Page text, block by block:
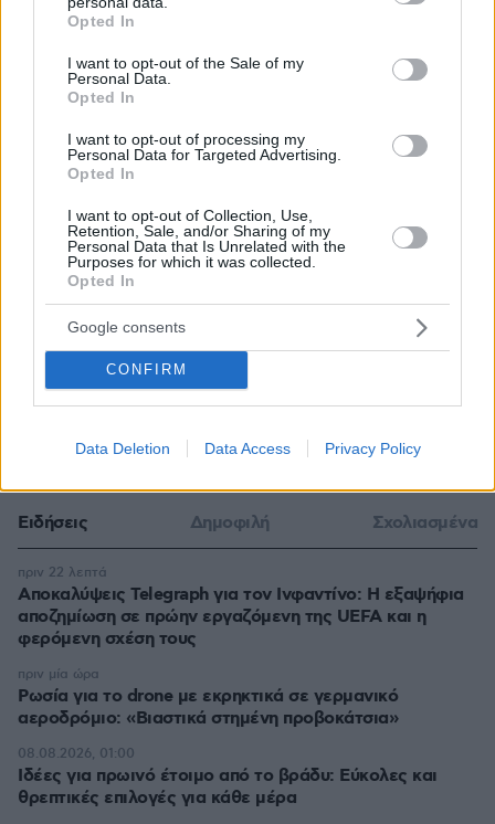
grant or deny consent to Google and its third-party tags to
use your data for below specified purposes in below Google
consent section.
Opted In
I want to opt-out of the Sale of my
Personal Data.
Opted In
I want to opt-out of processing my
Personal Data for Targeted Advertising.
Opted In
I want to opt-out of Collection, Use,
Retention, Sale, and/or Sharing of my
Personal Data that Is Unrelated with the
Purposes for which it was collected.
Opted In
Google consents
CONFIRM
Data Deletion Data Access Privacy Policy
Το μέλλον της τεχνολογίας
Η Smart φοιτητική κατοικία στην καρδιά της Αθήνας
03.08.2026, 10:56
Επαγγελματική Εκπαίδευση & Εξειδίκευση: Το Mοντέλο που
σε Bάζει στην Aγορά Eργασίας
26.07.2026, 09:54
ΡΟΗ ΕΙΔΗΣΕΩΝ
Ειδήσεις Δημοφιλή Σχολιασμένα
Αποκαλύψεις Telegraph για τον Ινφαντίνο: Η εξαψήφια
αποζημίωση σε πρώην εργαζόμενη της UEFA και η
φερόμενη σχέση τους
πριν 22 λεπτά
Ρωσία για το drone με εκρηκτικά σε γερμανικό
αεροδρόμιο: «Βιαστικά στημένη προβοκάτσια»
πριν μία ώρα
Ιδέες για πρωινό έτοιμο από το βράδυ: Εύκολες και
θρεπτικές επιλογές για κάθε μέρα
08.08.2026, 01:00